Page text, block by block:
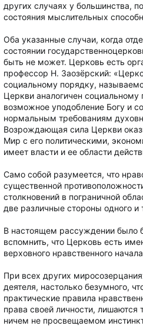
других случаях у большинства,
состояния мыслительных
Оба указанные случаи, когда
состоянии
быть не может. Церковь есть
профессор Н. 3аозёрский:
социальному порядку,
Церкви аналогичен социальному
возможное уподобление Богу и
нормальным требованиям
Возрождающая сила Церкви
Мир с его политическими,
имеет власти и ее области
Само собой разумеется, что
существенной
столкновений в пограничной
две различные стороны одного
В настоящем рассуждении было
вспомнить, что Церковь есть
верховного нравственного
При всех других
деятеля, настолько безумного,
практические правила
права своей личности, лишаются
ничем не просвещаемом